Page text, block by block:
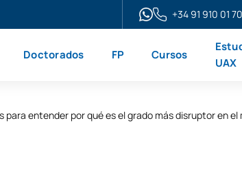
+34 91 910 01 70
Doctorados FP Cursos
UAX
entender por qué es el grado más disruptor en el